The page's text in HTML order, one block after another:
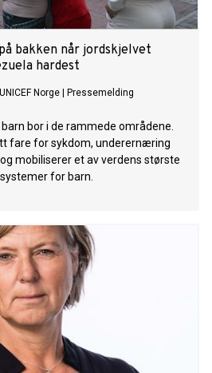
bakken når jordskjelvet
hardest
UNICEF Norge Pressemelding
bor i de rammede områdene.
fare for sykdom, underernæring
mobiliserer et av verdens største
for barn.